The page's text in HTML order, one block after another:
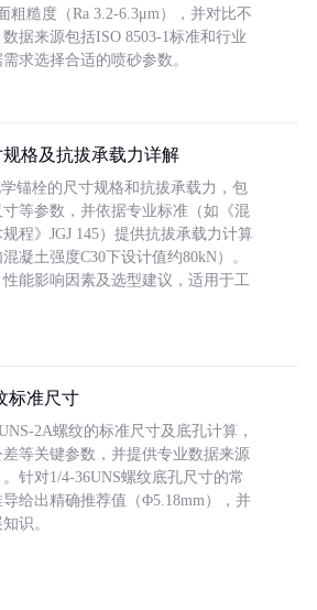
粗糙度（Ra 3.2-6.3μm），并对比不
据来源包括ISO 8503-1标准和行业
求选择合适的喷砂参数。
格及抗拔承载力详解
锚栓的尺寸规格和抗拔承载力，包
等参数，并依据专业标准（如《混
程》JGJ 145）提供抗拔承载力计算
凝土强度C30下设计值约80kN）。
能影响因素及选型建议，适用于工
标准尺寸
2A螺纹的标准尺寸及底孔计算，
等关键参数，并提供专业数据来源
。针对1/4-36UNS螺纹底孔尺寸的常
给出精确推荐值（Φ5.18mm），并
识。